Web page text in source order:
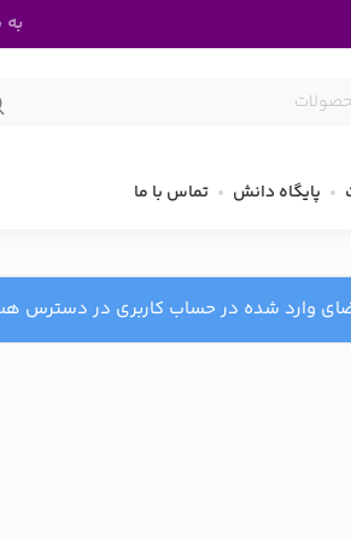
پایگاه دانش تماس با ما
وارد شده در حساب کاربری در دسترس